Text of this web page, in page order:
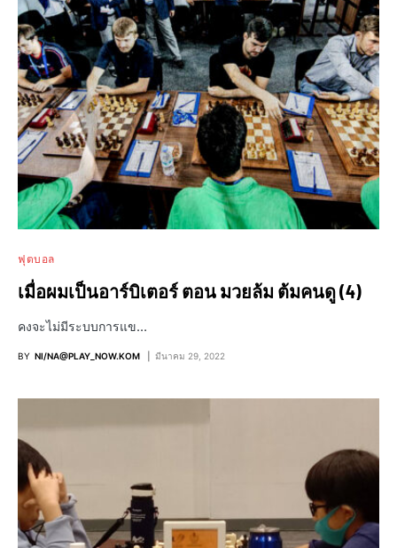
ฟุตบอล
เมื่อผมเป็นอาร์บิเตอร์ ตอน มวยล้ม ต้มคนดู (4)
คงจะไม่มีระบบการแข…
BY NI/NA@PLAY_NOW.KOM มีนาคม 29, 2022